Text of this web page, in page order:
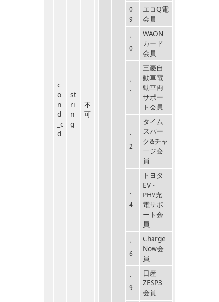
c
o
n
d
_c
d
st
ri
n
g
不
可
0
9
エコQ電
会員
1
0
WAON
カード
会員
1
1
三菱自
動車電
動車両
サポー
ト会員
1
2
タイム
ズパー
ク&チャ
ージ会
員
1
4
トヨタ
EV・
PHV充
電サポ
ート会
員
1
6
Charge
Now会
員
1
9
日産
ZESP3
会員